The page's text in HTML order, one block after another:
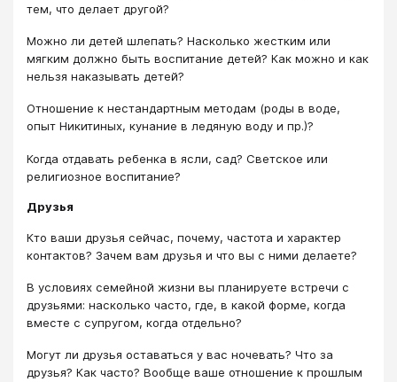
тем, что делает другой?
Можно ли детей шлепать? Насколько жестким или
мягким должно быть воспитание детей? Как можно и как
нельзя наказывать детей?
Отношение к нестандартным методам (роды в воде,
опыт Никитиных, кунание в ледяную воду и пр.)?
Когда отдавать ребенка в ясли, сад? Светское или
религиозное воспитание?
Друзья
Кто ваши друзья сейчас, почему, частота и характер
контактов? Зачем вам друзья и что вы с ними делаете?
В условиях семейной жизни вы планируете встречи с
друзьями: насколько часто, где, в какой форме, когда
вместе с супругом, когда отдельно?
Могут ли друзья оставаться у вас ночевать? Что за
друзья? Как часто? Вообще ваше отношение к прошлым